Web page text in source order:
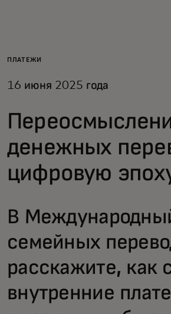
Для бизнеса
Для новаторов
Новости и тренды
ПЛАТЕЖИ
16 июня 2025 года
денежных
цифровую
В
семейных
расскажите, как
внутренние